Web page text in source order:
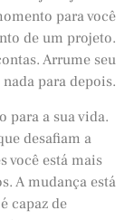
para você
de um projeto.
Arrume seu
para depois.
para a sua vida.
desafiam a
você está mais
A mudança está
capaz de